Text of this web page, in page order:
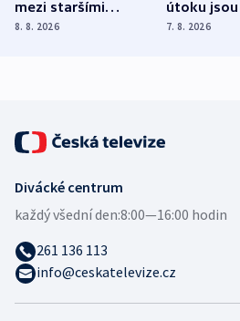
mezi staršími
Poláky nebezpečné
8. 8. 2026
útoku
míní
7. 8. 2026
Divácké centrum
každý všední den:8:00—16:00 hodin
261 136 113
info@ceskatelevize.cz